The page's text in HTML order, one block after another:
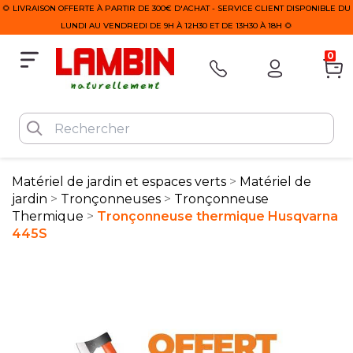
🌻 LIVRAISON OFFERTE À PARTIR DE 300€ D'ACHAT - SERVICE CLIENT DISPONIBLE DU
LUNDI AU VENDREDI DE 9H À 12H30 ET DE 13H30 À 18H 🌻
0
Matériel de jardin et espaces verts
Matériel de
jardin
Tronçonneuses
Tronçonneuse
Thermique
Tronçonneuse thermique Husqvarna
445S